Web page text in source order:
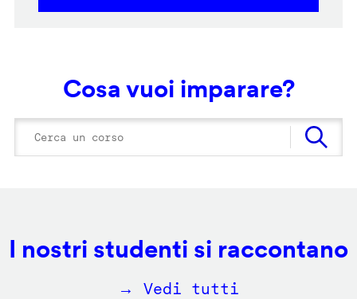
Cosa vuoi imparare?
I nostri studenti si raccontano
→ Vedi tutti